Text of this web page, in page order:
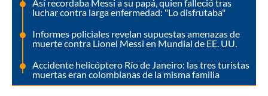
Así recordaba Messi a su papá, quien falleció tras
luchar contra larga enfermedad: "Lo disfrutaba"
Informes policiales revelan supuestas amenazas de
muerte contra Lionel Messi en Mundial de EE. UU.
Accidente helicóptero Río de Janeiro: las tres turistas
muertas eran colombianas de la misma familia